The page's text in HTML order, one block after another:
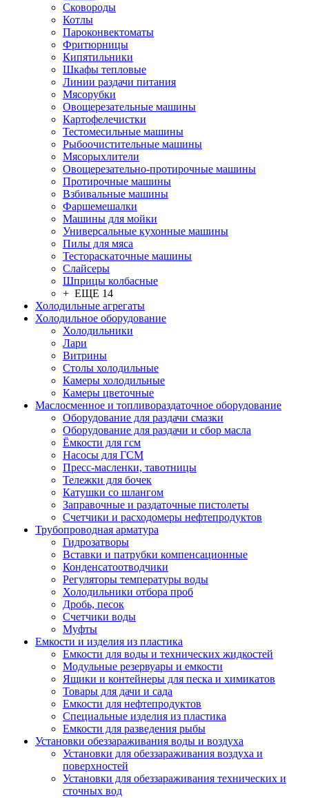
Сковороды
Котлы
Пароконвектоматы
Фритюрницы
Кипятильники
Шкафы тепловые
Линии раздачи питания
Мясорубки
Овощерезательные машины
Картофелечистки
Тестомесильные машины
Рыбоочистительные машины
Мясорыхлители
Овощерезательно-протирочные машины
Протирочные машины
Взбивальные машины
Фаршемешалки
Машины для мойки
Универсальные кухонные машины
Пилы для мяса
Тестораскаточные машины
Слайсеры
Шприцы колбасные
+ ЕЩЕ 14
Холодильные агрегаты
Холодильное оборудование
Холодильники
Лари
Витрины
Столы холодильные
Камеры холодильные
Камеры цветочные
Маслосменное и топливораздаточное оборудование
Оборудование для раздачи смазки
Оборудование для раздачи и сбор масла
Ёмкости для гсм
Насосы для ГСМ
Пресс-масленки, тавотницы
Тележки для бочек
Катушки со шлангом
Заправочные и раздаточные пистолеты
Счетчики и расходомеры нефтепродуктов
Трубопроводная арматура
Гидрозатворы
Вставки и патрубки компенсационные
Конденсатоотводчики
Регуляторы температуры воды
Холодильники отбора проб
Дробь, песок
Счетчики воды
Муфты
Емкости и изделия из пластика
Емкости для воды и технических жидкостей
Модульные резервуары и емкости
Ящики и контейнеры для песка и химикатов
Товары для дачи и сада
Емкости для нефтепродуктов
Специальные изделия из пластика
Емкости для разведения рыбы
Установки обеззараживания воды и воздуха
Установки для обеззараживания воздуха и
поверхностей
Установки для обеззараживания технических и
сточных вод